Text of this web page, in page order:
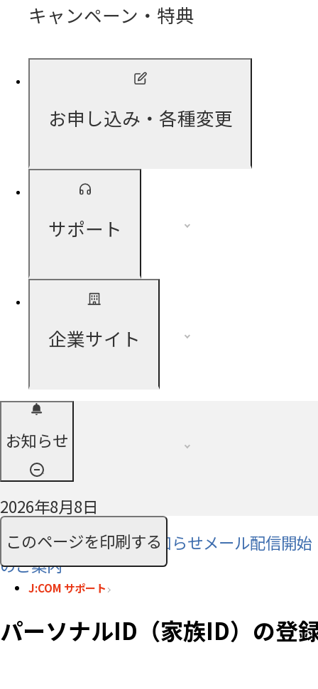
キャンペーン・特典
お申し込み・各種変更
サポート
企業サイト
お知らせ
2026年8月8日
SMS利用料に関するお知らせメール配信開始
のご案内
このページを印刷する
J:COM サポート
パーソナルID（家族ID）の登